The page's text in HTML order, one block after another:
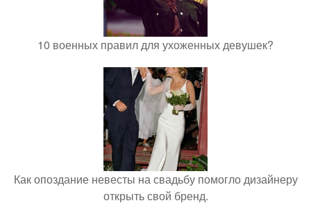
10 военных правил для ухоженных девушек?
Как опоздание невесты на свадьбу помогло дизайнеру
открыть свой бренд.